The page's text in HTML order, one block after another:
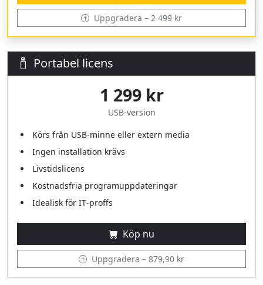
Uppgradera – 2 499 kr
Portabel licens
1 299 kr
USB‑version
Körs från USB‑minne eller extern media
Ingen installation krävs
Livstidslicens
Kostnadsfria programuppdateringar
Idealisk för IT‑proffs
Köp nu
Uppgradera – 879,90 kr